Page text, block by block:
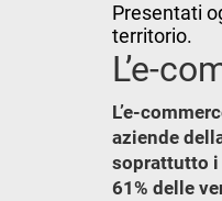
Presentati
territorio.
L’e-
L’e-
aziende
soprattutto i
61% delle